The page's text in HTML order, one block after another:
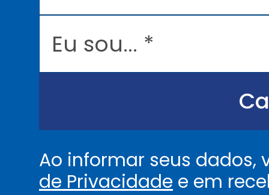
lE
.
Ao informar seus
de Privacidade e em